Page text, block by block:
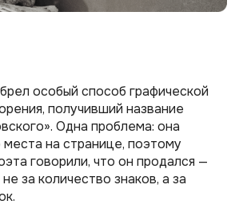
особый способ графической
получивший название
Одна проблема: она
на странице, поэтому
говорили, что он продался —
за количество знаков, а за